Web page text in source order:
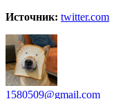
Источник: twitter.com
1580509@gmail.com